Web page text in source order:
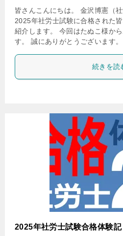
皆さんこんにちは。 金沢博憲（
2025年社労士試験に合格された
紹介します。 今回はたぬこ様か
す。 誠にありがとうございます
続きを読
2025年社労士試験合格体験